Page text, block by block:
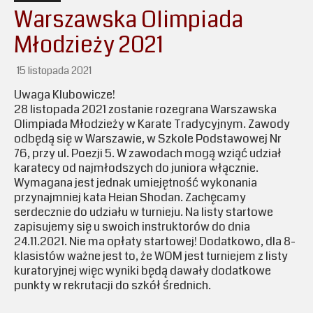
Warszawska Olimpiada
Młodzieży 2021
15 listopada 2021
Uwaga Klubowicze!
28 listopada 2021 zostanie rozegrana Warszawska
Olimpiada Młodzieży w Karate Tradycyjnym. Zawody
odbędą się w Warszawie, w Szkole Podstawowej Nr
76, przy ul. Poezji 5. W zawodach mogą wziąć udział
karatecy od najmłodszych do juniora włącznie.
Wymagana jest jednak umiejętność wykonania
przynajmniej kata Heian Shodan. Zachęcamy
serdecznie do udziału w turnieju. Na listy startowe
zapisujemy się u swoich instruktorów do dnia
24.11.2021. Nie ma opłaty startowej! Dodatkowo, dla 8-
klasistów ważne jest to, że WOM jest turniejem z listy
kuratoryjnej więc wyniki będą dawały dodatkowe
punkty w rekrutacji do szkół średnich.